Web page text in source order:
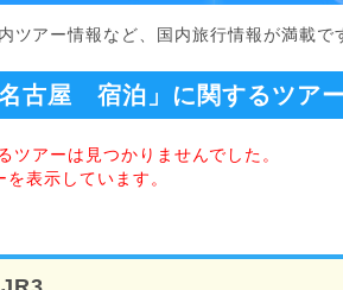
アー情報など、国内旅行情報が満載で
屋 宿泊」に関するツア
ツアーは見つかりませんでした。
表示しています。